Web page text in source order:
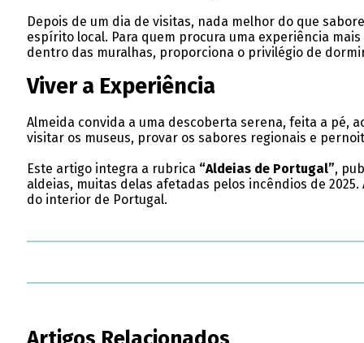
Depois de um dia de visitas, nada melhor do que
espírito local. Para quem procura uma experiência
dentro das muralhas, proporciona o privilégio de
Viver a Experiência
Almeida convida a uma descoberta serena, feita a pé,
visitar os museus, provar os sabores regionais e
Este artigo integra a rubrica “Aldeias de Portugal”,
aldeias, muitas delas afetadas pelos incêndios de
do interior de Portugal.